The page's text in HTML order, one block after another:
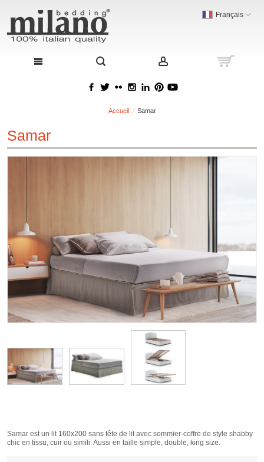
Français
Accueil Samar
Samar
Samar est un lit 160x200 sans tête de lit avec sommier-coffre de style shabby
chic en tissu, cuir ou simili. Aussi en taille simple, double, king size.